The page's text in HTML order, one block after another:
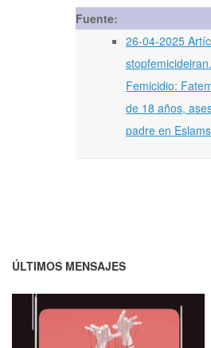
Fuente:
26-04-2025
Femicidio:
de 18 años,
padre en
ÚLTIMOS MENSAJES